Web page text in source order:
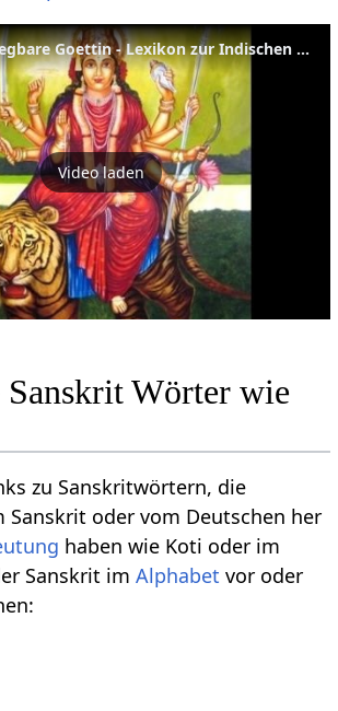
Durga - Unbesiegbare Goettin - Lexikon zur Indischen Mythologie
Video laden
Wörter wie
zu Sanskritwörtern, die
Sanskrit oder vom Deutschen her
haben wie Koti oder im
Sanskrit imAlphabet vor oder